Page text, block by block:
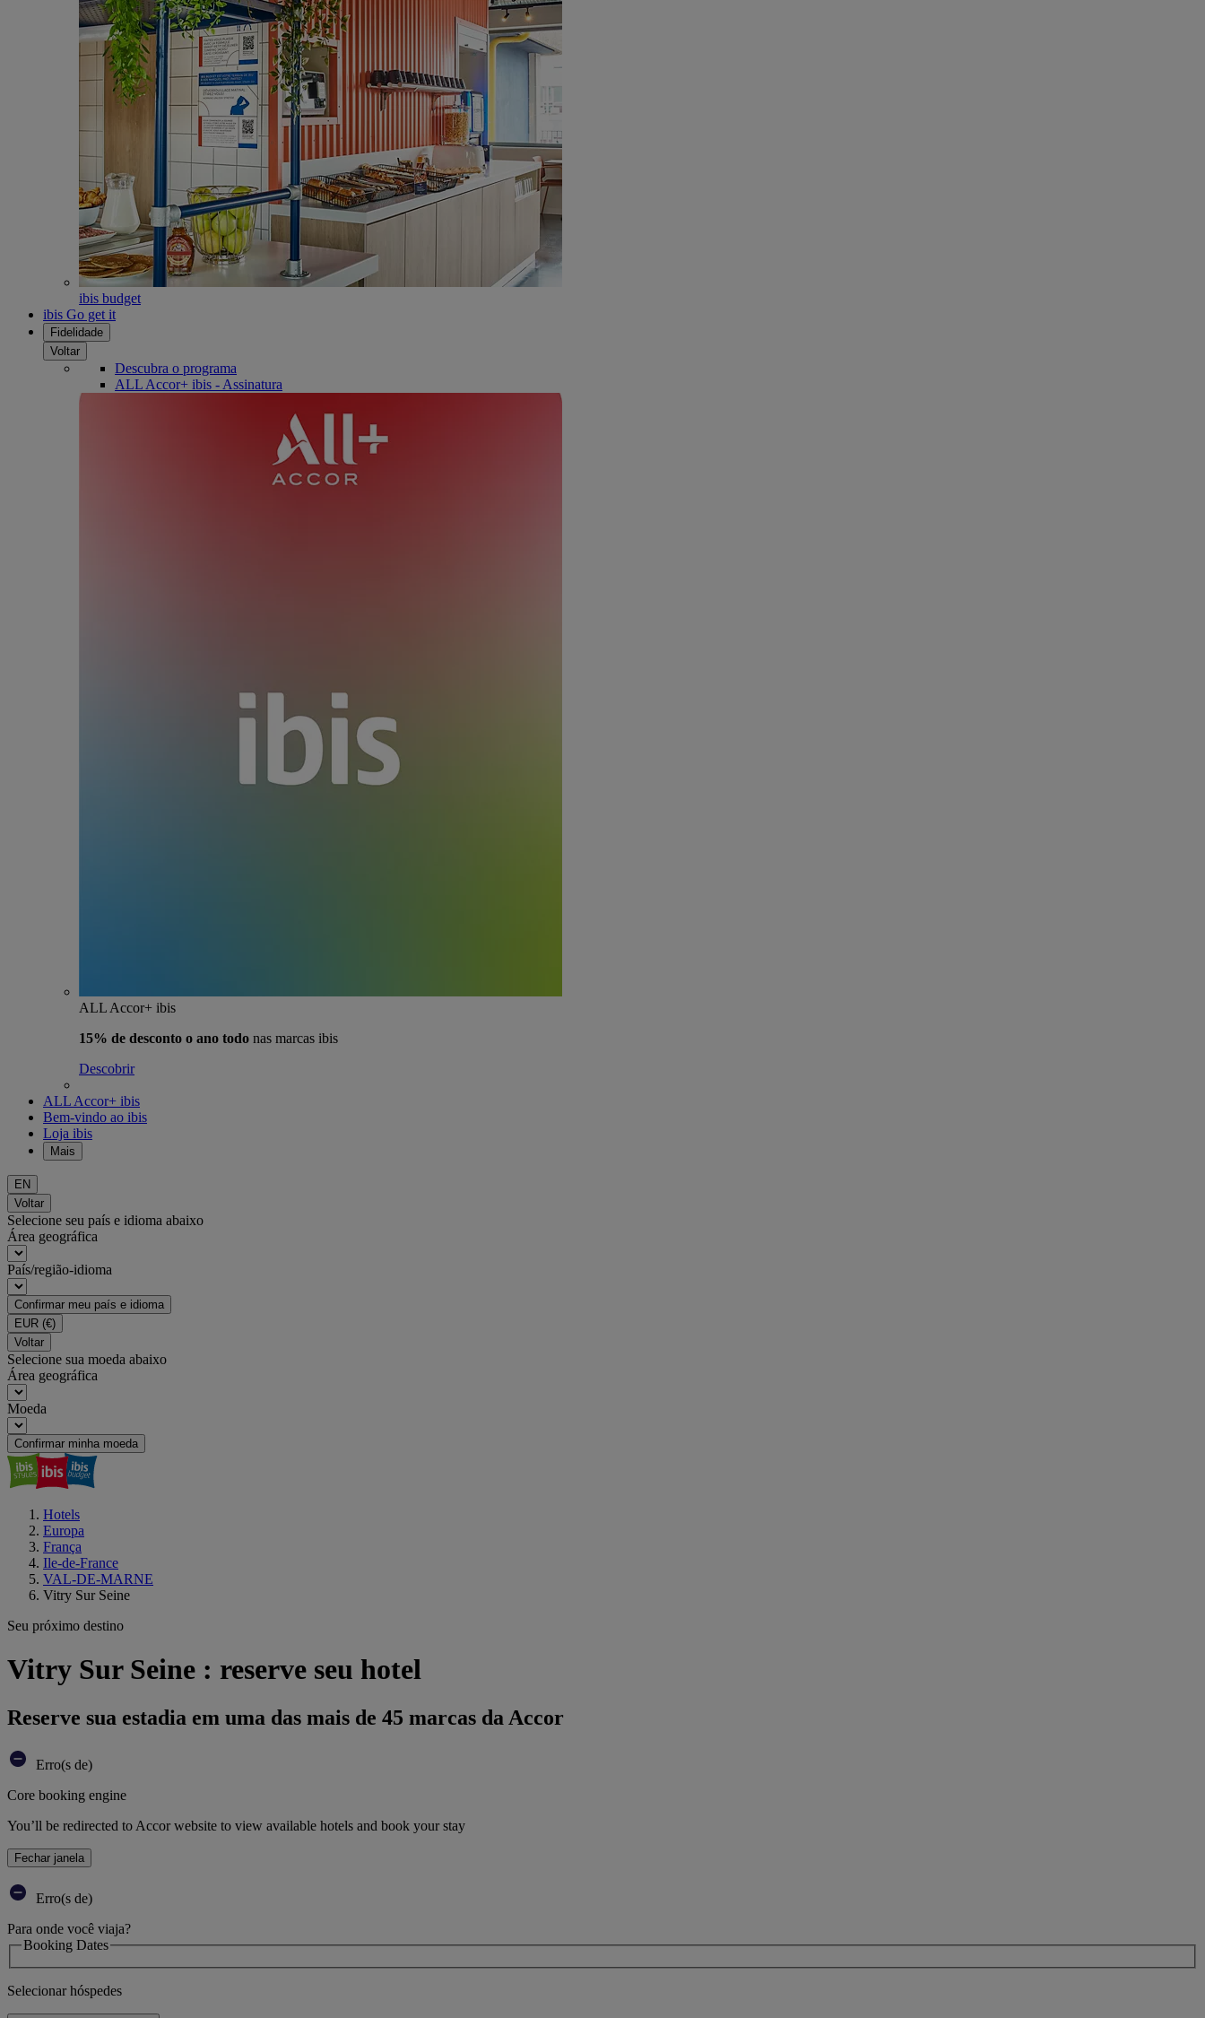
ibis budget
ibis Go get it
Fidelidade
Voltar
Descubra o programa
ALL Accor+ ibis - Assinatura
ALL Accor+ ibis
15% de desconto o ano todo nas marcas ibis
Descobrir
ALL Accor+ ibis
Bem-vindo ao ibis
Loja ibis
Mais
EN
Voltar
Selecione seu país e idioma abaixo
Área geográfica
País/região-idioma
Confirmar meu país e idioma
EUR (€)
Voltar
Selecione sua moeda abaixo
Área geográfica
Moeda
Confirmar minha moeda
Hotels
Europa
França
Ile-de-France
VAL-DE-MARNE
Vitry Sur Seine
Seu próximo destino
Vitry Sur Seine : reserve seu hotel
Reserve sua estadia em uma das mais de 45 marcas da Accor
Erro(s de)
Core booking engine
You’ll be redirected to Accor website to view available hotels and book your stay
Fechar janela
Erro(s de)
Para onde você viaja?
Booking Dates
Selecionar hóspedes